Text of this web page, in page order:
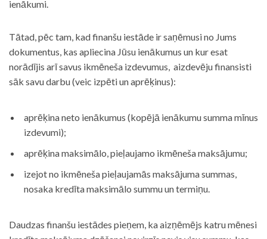
ienākumi.
Tātad, pēc tam, kad finanšu iestāde ir saņēmusi no Jums
dokumentus, kas apliecina Jūsu ienākumus un kur esat
norādījis arī savus ikmēneša izdevumus, aizdevēju finansisti
sāk savu darbu (veic izpēti un aprēķinus):
aprēķina neto ienākumus (kopējā ienākumu summa mīnus
izdevumi);
aprēķina maksimālo, pieļaujamo ikmēneša maksājumu;
izejot no ikmēneša pieļaujamās maksājuma summas,
nosaka kredīta maksimālo summu un termiņu.
Daudzas finanšu iestādes pieņem, ka aizņēmējs katru mēnesi